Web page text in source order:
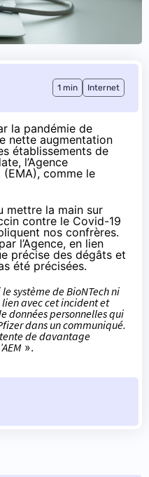
1 min Internet
la pandémie de
nette augmentation
établissements de
l’Agence
comme le
mettre la main sur
contre le Covid-19
nos confrères.
l’Agence, en lien
précise des dégâts et
été précisées.
système de BioNTech ni
lien avec cet incident et
données personnelles qui
dans un communiqué.
de davantage
».